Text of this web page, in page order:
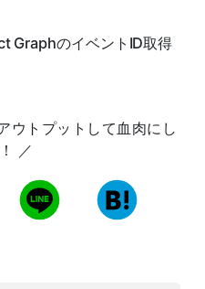
GraphのイベントID取得
ウトプットして血肉にし